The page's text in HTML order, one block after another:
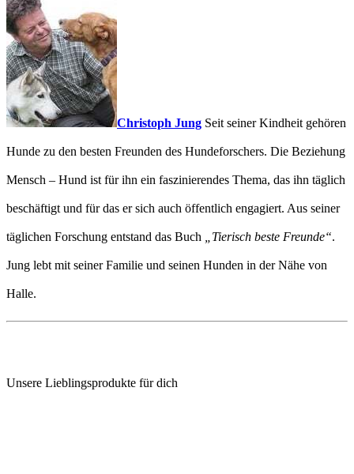
Christoph Jung Seit seiner Kindheit gehören
Hunde zu den besten Freunden des Hundeforschers. Die Beziehung
Mensch – Hund ist für ihn ein faszinierendes Thema, das ihn täglich
beschäftigt und für das er sich auch öffentlich engagiert. Aus seiner
täglichen Forschung entstand das Buch „Tierisch beste Freunde“.
Jung lebt mit seiner Familie und seinen Hunden in der Nähe von
Halle.
Unsere Lieblingsprodukte für dich